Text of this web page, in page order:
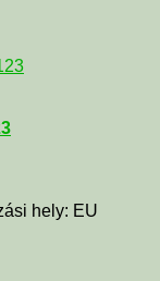
hely: EU